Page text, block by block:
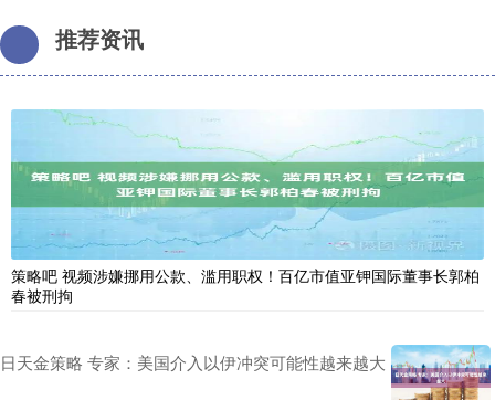
推荐资讯
策略吧 视频涉嫌挪用公款、滥用职权！百亿市值亚钾国际董事长郭柏
春被刑拘
日天金策略 专家：美国介入以伊冲突可能性越来越大